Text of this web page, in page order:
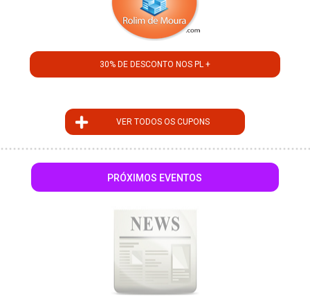
30% DE DESCONTO NOS PL +
VER TODOS OS CUPONS
PRÓXIMOS EVENTOS